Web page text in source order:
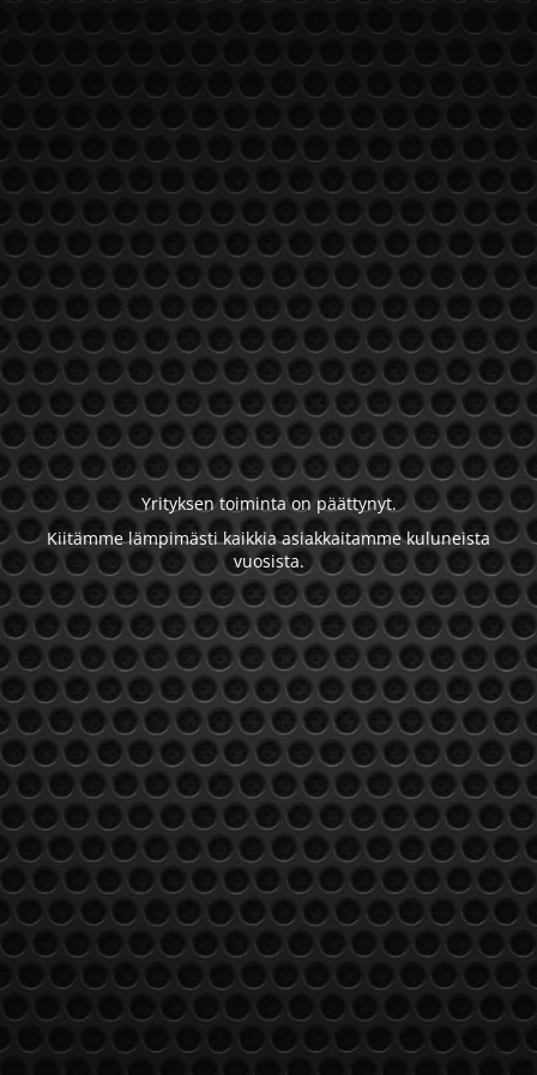
Yrityksen toiminta on päättynyt.
Kiitämme lämpimästi kaikkia asiakkaitamme kuluneista
vuosista.